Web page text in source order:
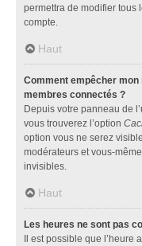
permettra de modifier tous
compte.
Haut
Comment empêcher mon
membres connectés ?
Depuis votre panneau de
vous trouverez l’option
option vous ne serez
modérateurs et vous-
invisibles.
Haut
Les heures ne sont pas
Il est possible que l’heure